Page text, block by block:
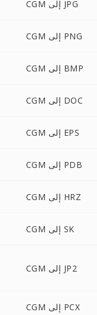
CGM إلى JPG
CGM إلى PNG
CGM إلى BMP
CGM إلى DOC
CGM إلى EPS
CGM إلى PDB
CGM إلى HRZ
CGM إلى SK
CGM إلى JP2
CGM إلى PCX